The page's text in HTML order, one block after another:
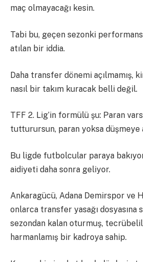
maç olmayacağı kesin.
Tabi bu, geçen sezonki
atılan bir iddia.
Daha transfer dönemi açılmamış,
nasıl bir takım kuracak belli değil.
TFF 2. Lig’in formülü şu: Paran
tutturursun, paran yoksa düşmeye
Bu ligde futbolcular paraya
aidiyeti daha sonra geliyor.
Ankaragücü, Adana Demirspor ve
onlarca transfer yasağı dosyasına
sezondan kalan oturmuş,
harmanlamış bir kadroya sahip.